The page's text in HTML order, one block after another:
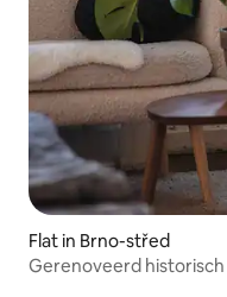
Flat in Brno-střed
Gerenoveerd